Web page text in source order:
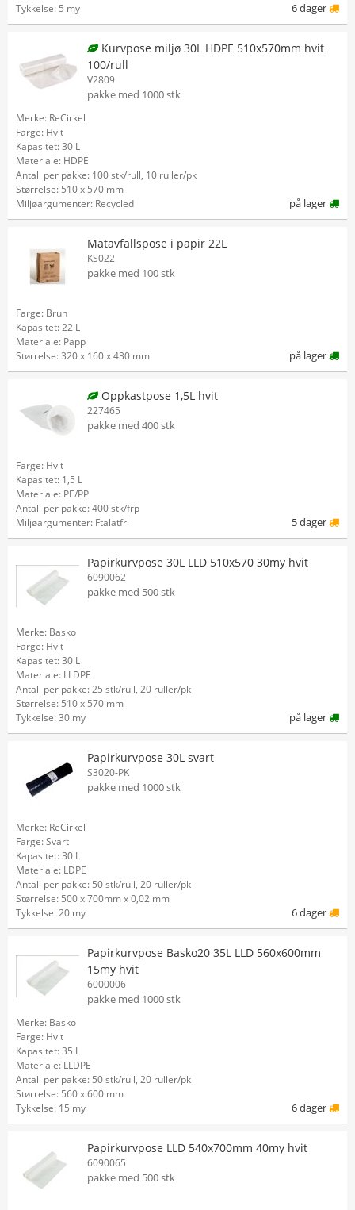
Tykkelse: 5 my
6 dager
Kurvpose miljø 30L HDPE 510x570mm hvit
100/rull
V2809
pakke med 1000 stk
Merke: ReCirkel
Farge: Hvit
Kapasitet: 30 L
Materiale: HDPE
Antall per pakke: 100 stk/rull, 10 ruller/pk
Størrelse: 510 x 570 mm
Miljøargumenter: Recycled
på lager
Matavfallspose i papir 22L
KS022
pakke med 100 stk
Farge: Brun
Kapasitet: 22 L
Materiale: Papp
Størrelse: 320 x 160 x 430 mm
på lager
Oppkastpose 1,5L hvit
227465
pakke med 400 stk
Farge: Hvit
Kapasitet: 1,5 L
Materiale: PE/PP
Antall per pakke: 400 stk/frp
Miljøargumenter: Ftalatfri
5 dager
Papirkurvpose 30L LLD 510x570 30my hvit
6090062
pakke med 500 stk
Merke: Basko
Farge: Hvit
Kapasitet: 30 L
Materiale: LLDPE
Antall per pakke: 25 stk/rull, 20 ruller/pk
Størrelse: 510 x 570 mm
Tykkelse: 30 my
på lager
Papirkurvpose 30L svart
S3020-PK
pakke med 1000 stk
Merke: ReCirkel
Farge: Svart
Kapasitet: 30 L
Materiale: LDPE
Antall per pakke: 50 stk/rull, 20 ruller/pk
Størrelse: 500 x 700mm x 0,02 mm
Tykkelse: 20 my
6 dager
Papirkurvpose Basko20 35L LLD 560x600mm
15my hvit
6000006
pakke med 1000 stk
Merke: Basko
Farge: Hvit
Kapasitet: 35 L
Materiale: LLDPE
Antall per pakke: 50 stk/rull, 20 ruller/pk
Størrelse: 560 x 600 mm
Tykkelse: 15 my
6 dager
Papirkurvpose LLD 540x700mm 40my hvit
6090065
pakke med 500 stk